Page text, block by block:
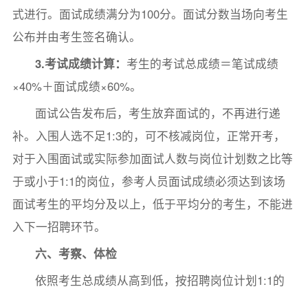
式进行。面试成绩满分为100分。面试分数当场向考生
公布并由考生签名确认。
3.考试成绩计算： 考生的考试总成绩＝笔试成绩
×40%＋面试成绩×60%。
面试公告发布后，考生放弃面试的，不再进行递
补。入围人选不足1:3的，可不核减岗位，正常开考，
对于入围面试或实际参加面试人数与岗位计划数之比等
于或小于1:1的岗位，参考人员面试成绩必须达到该场
面试考生的平均分及以上，低于平均分的考生，不能进
入下一招聘环节。
六、考察、体检
依照考生总成绩从高到低，按招聘岗位计划1:1的